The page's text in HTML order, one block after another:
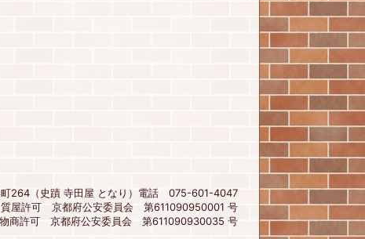
町264（史蹟 寺田屋 となり）電話 075-601-4047
質屋許可 京都府公安委員会 第611090950001 号
商許可 京都府公安委員会 第611090930035 号